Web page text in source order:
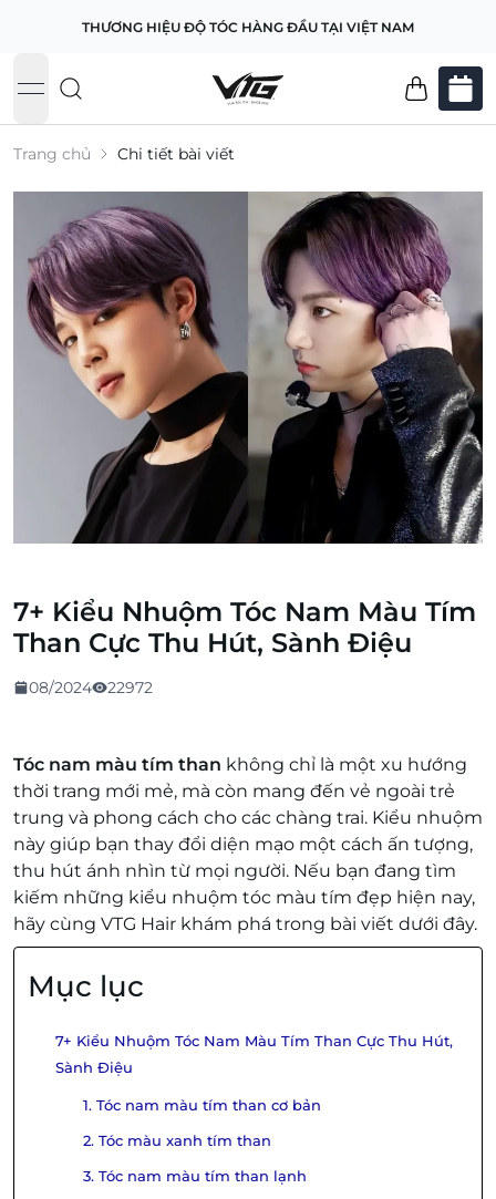
THƯƠNG HIỆU ĐỘ TÓC HÀNG ĐẦU TẠI VIỆT NAM
open navigation menu
Trang chủ Chi tiết bài viết
7+ Kiểu Nhuộm Tóc Nam Màu Tím
Than Cực Thu Hút, Sành Điệu
08/2024 22972
Tóc nam màu tím than không chỉ là một xu hướng
thời trang mới mẻ, mà còn mang đến vẻ ngoài trẻ
trung và phong cách cho các chàng trai. Kiểu nhuộm
này giúp bạn thay đổi diện mạo một cách ấn tượng,
thu hút ánh nhìn từ mọi người. Nếu bạn đang tìm
kiếm những kiểu nhuộm tóc màu tím đẹp hiện nay,
hãy cùng VTG Hair khám phá trong bài viết dưới đây.
Mục lục
7+ Kiểu Nhuộm Tóc Nam Màu Tím Than Cực Thu Hút,
Sành Điệu
1. Tóc nam màu tím than cơ bản
2. Tóc màu xanh tím than
3. Tóc nam màu tím than lạnh